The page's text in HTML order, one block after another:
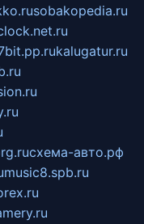
sobakopedia.ru
kalugatur.ru
схема-авто.рф
music8.spb.ru